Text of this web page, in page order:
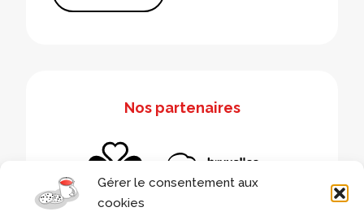
Gérer le consentement aux
cookies
Nos partenaires